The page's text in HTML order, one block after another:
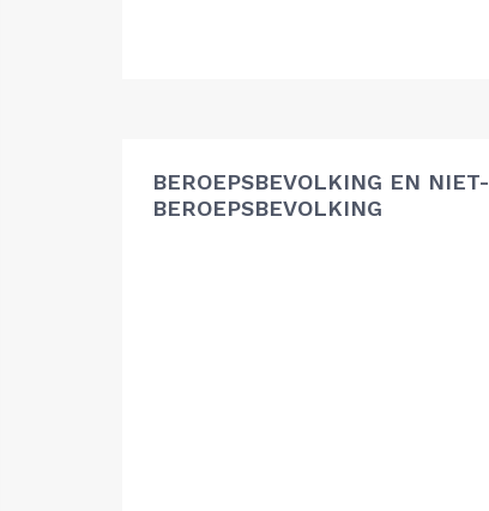
BEROEPSBEVOLKING EN NIET-
BEROEPSBEVOLKING